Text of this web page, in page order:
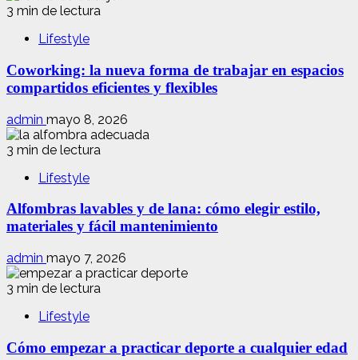
3 min de lectura
Lifestyle
Coworking: la nueva forma de trabajar en espacios
compartidos eficientes y flexibles
admin mayo 8, 2026
3 min de lectura
Lifestyle
Alfombras lavables y de lana: cómo elegir estilo,
materiales y fácil mantenimiento
admin mayo 7, 2026
3 min de lectura
Lifestyle
Cómo empezar a practicar deporte a cualquier edad